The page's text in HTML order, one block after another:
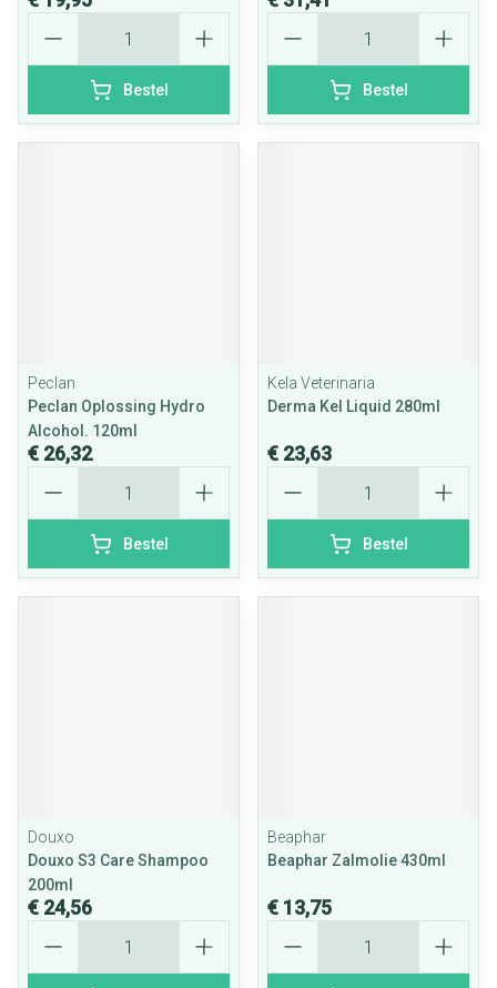
Bestel Bestel
Peclan
Peclan Oplossing Hydro
Alcohol. 120ml
€ 26,32
Bestel
Kela Veterinaria
Derma Kel Liquid 280ml
€ 23,63
Bestel
Douxo
Douxo S3 Care Shampoo
200ml
€ 24,56
Beaphar
Beaphar Zalmolie 430ml
€ 13,75